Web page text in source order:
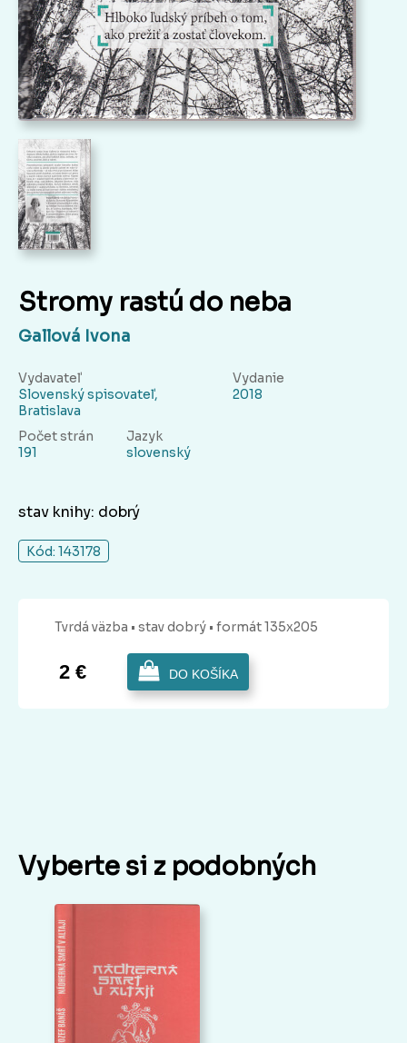
Stromy rastú do neba
Gallová Ivona
Vydavateľ
Slovenský spisovateľ,
Bratislava
Vydanie
2018
Počet strán
191
Jazyk
slovenský
stav knihy: dobrý
Kód: 143178
Tvrdá väzba • stav dobrý • formát 135x205
2 € DO KOŠÍKA
Vyberte si z podobných